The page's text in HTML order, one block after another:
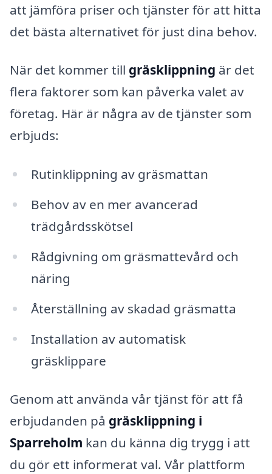
att jämföra priser och tjänster för att hitta
det bästa alternativet för just dina behov.
När det kommer till gräsklippning är det
flera faktorer som kan påverka valet av
företag. Här är några av de tjänster som
erbjuds:
Rutinklippning av gräsmattan
Behov av en mer avancerad
trädgårdsskötsel
Rådgivning om gräsmattevård och
näring
Återställning av skadad gräsmatta
Installation av automatisk
gräsklippare
Genom att använda vår tjänst för att få
erbjudanden på gräsklippning i
Sparreholm kan du känna dig trygg i att
du gör ett informerat val. Vår plattform